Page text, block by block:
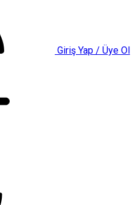
Giriş Yap / Üye Ol